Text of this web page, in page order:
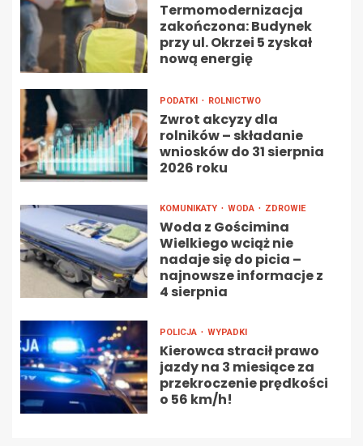
Termomodernizacja
zakończona: Budynek
przy ul. Okrzei 5 zyskał
nową energię
PODATKI ROLNICTWO
Zwrot akcyzy dla
rolników – składanie
wniosków do 31 sierpnia
2026 roku
KOMUNIKATY WODA ZDROWIE
Woda z Gościmina
Wielkiego wciąż nie
nadaje się do picia –
najnowsze informacje z
4 sierpnia
POLICJA WYPADKI
Kierowca stracił prawo
jazdy na 3 miesiące za
przekroczenie prędkości
o 56 km/h!